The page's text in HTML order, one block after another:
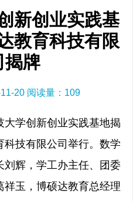
新创业实践基
教育科技有限
揭牌
20 阅读量： 109
大学创新创业实践基地揭
科技有限公司举行。数学
刘辉，学工办主任、团委
玉，博硕达教育总经理